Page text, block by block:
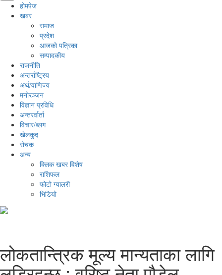
होमपेज
खबर
समाज
प्रदेश
आजको पत्रिका
सम्पादकीय
राजनीति
अन्तर्राष्ट्रिय
अर्थ/वाणिज्य
मनाेरञ्जन
विज्ञान प्रविधि
अन्तरर्वार्ता
विचार/ब्लग
खेलकुद
रोचक
अन्य
क्लिक खबर विशेष
राशिफल
फोटो ग्यालरी
भिडियो
लोकतान्त्रिक मूल्य मान्यताका लागि